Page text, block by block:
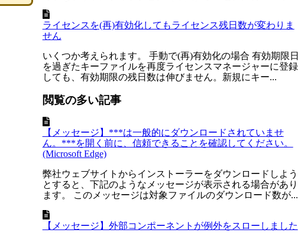
ライセンスを(再)有効化してもライセンス残日数が変わりま
せん
いくつか考えられます。 手動で(再)有効化の場合 有効期限日
を過ぎたキーファイルを再度ライセンスマネージャーに登録
しても、有効期限の残日数は伸びません。新規にキー...
閲覧の多い記事
【メッセージ】***は一般的にダウンロードされていませ
ん。***を開く前に、信頼できることを確認してください。
(Microsoft Edge)
弊社ウェブサイトからインストーラーをダウンロードしよう
とすると、下記のようなメッセージが表示される場合があり
ます。 このメッセージは対象ファイルのダウンロード数が...
【メッセージ】外部コンポーネントが例外をスローしました